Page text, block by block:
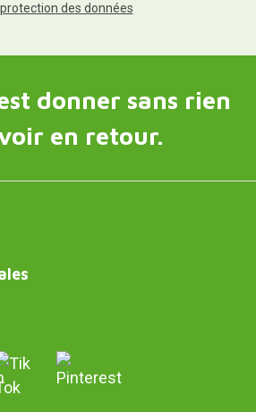
des données
donner sans rien
en retour.